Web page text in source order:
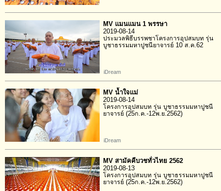
MV แมนแมน 1 พรรษา
2019-08-14
ประมวลพิธีบรรพชาโครงการอุปสมบท รุ่น
บูชาธรรมมหาปูชนียาจารย์ 10 ส.ค.62
iDream
MV น้ำใจแม่
2019-08-14
โครงการอุปสมบท รุ่น บูชาธรรมมหาปูชนี
ยาจารย์ (25ก.ค.-12พ.ย.2562)
iDream
MV สามัคคีบวชทั่วไทย 2562
2019-08-13
โครงการอุปสมบท รุ่น บูชาธรรมมหาปูชนี
ยาจารย์ (25ก.ค.-12พ.ย.2562)